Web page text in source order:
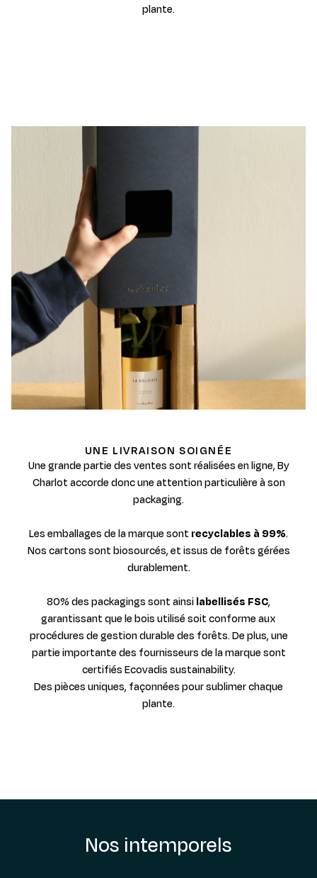
plante.
UNE LIVRAISON SOIGNÉE
Une grande partie des ventes sont réalisées en ligne, By
Charlot accorde donc une attention particulière à son
packaging.
Les emballages de la marque sont recyclables à 99%.
Nos cartons sont biosourcés, et issus de forêts gérées
durablement.
80% des packagings sont ainsilabellisés FSC,
garantissant que le bois utilisé soit conforme aux
procédures de gestion durable des forêts. De plus, une
partie importante des fournisseurs de la marque sont
certifiés Ecovadis sustainability.
Des pièces uniques, façonnées pour sublimer chaque
plante.
Nos intemporels